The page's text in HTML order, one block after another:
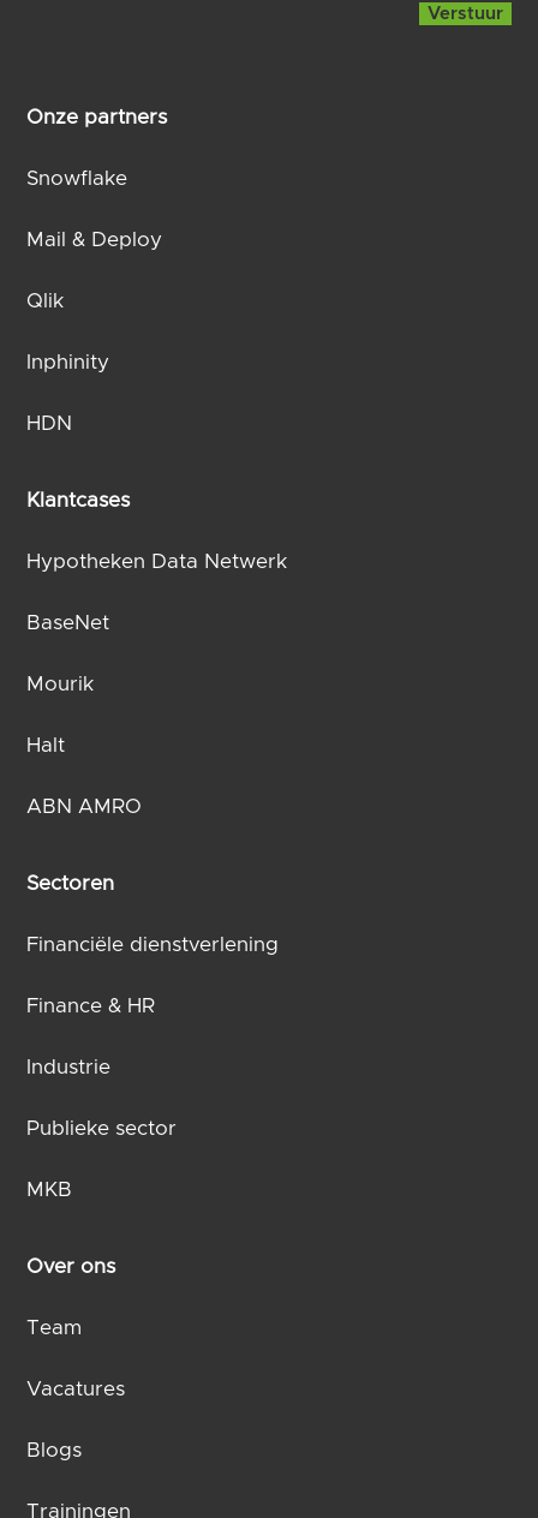
Onze partners
Snowflake
Mail & Deploy
Qlik
Inphinity
HDN
Klantcases
Hypotheken Data Netwerk
BaseNet
Mourik
Halt
ABN AMRO
Sectoren
Financiële dienstverlening
Finance & HR
Industrie
Publieke sector
MKB
Over ons
Team
Vacatures
Blogs
Trainingen